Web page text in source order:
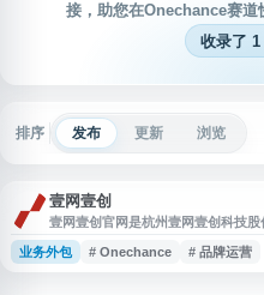
接，助您在Onechance赛道
收录了 1
排序 发布 更新 浏览
壹网壹创
壹网壹创官网是杭州壹网壹创科技
快速消费品垂直领域电子商务综合服
电商运营相关服务，涵盖品牌线上运
业务外包 # Onechance # 品牌运营